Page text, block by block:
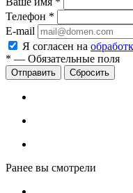
Телефон *
E-mail
Я согласен на
* — Обязательные поля
Сбросить
Ранее вы смотрели